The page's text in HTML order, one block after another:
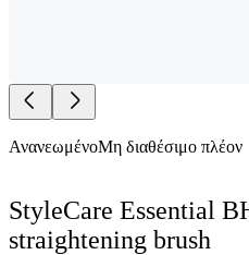
ΑνανεωμένοΜη διαθέσιμο πλέον
StyleCare Essential
straightening brush